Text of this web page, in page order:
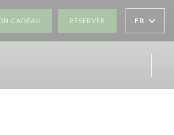
RÉSERVER ((OUVRE UNE
CADEAU ((OUVRE UNE NOUVELLE FENÊTRE))
FR